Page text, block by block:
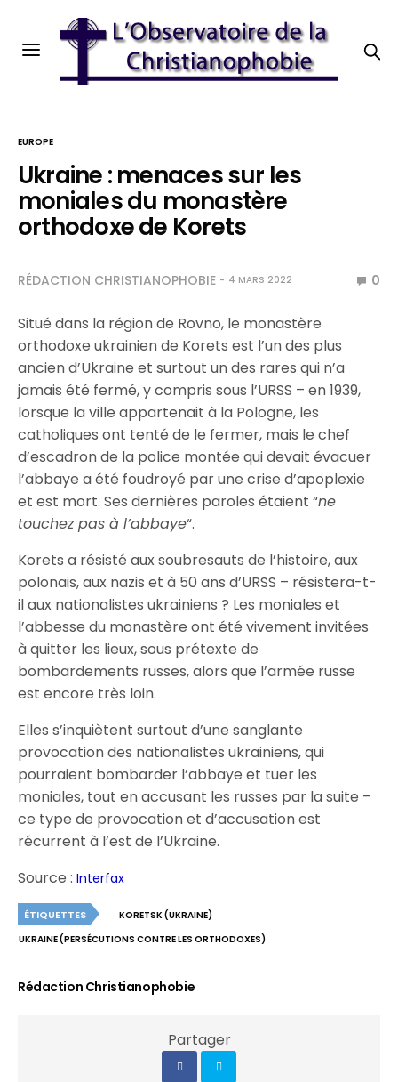
EUROPE
Ukraine : menaces sur les
moniales du monastère
orthodoxe de Korets
RÉDACTION CHRISTIANOPHOBIE 4 MARS 2022 0
Situé dans la région de Rovno, le monastère
orthodoxe ukrainien de Korets est l’un des plus
ancien d’Ukraine et surtout un des rares qui n’a
jamais été fermé, y compris sous l’URSS – en 1939,
lorsque la ville appartenait à la Pologne, les
catholiques ont tenté de le fermer, mais le chef
d’escadron de la police montée qui devait évacuer
l’abbaye a été foudroyé par une crise d’apoplexie
et est mort. Ses dernières paroles étaient “ne
touchez pas à l’abbaye“.
Korets a résisté aux soubresauts de l’histoire, aux
polonais, aux nazis et à 50 ans d’URSS – résistera-t-
il aux nationalistes ukrainiens ? Les moniales et
l’abbesse du monastère ont été vivement invitées
à quitter les lieux, sous prétexte de
bombardements russes, alors que l’armée russe
est encore très loin.
Elles s’inquiètent surtout d’une sanglante
provocation des nationalistes ukrainiens, qui
pourraient bombarder l’abbaye et tuer les
moniales, tout en accusant les russes par la suite –
ce type de provocation et d’accusation est
récurrent à l’est de l’Ukraine.
Source :Interfax
ÉTIQUETTES
KORETSK (UKRAINE)
UKRAINE (PERSÉCUTIONS CONTRE LES ORTHODOXES)
Rédaction Christianophobie
Partager